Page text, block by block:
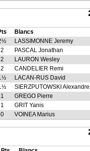
Blancs
LASSIMONNE Jeremy
2 PASCAL Jonathan
2 LAURON Wesley
2 CANDELIER Remi
LACAN-RUS David
SIERZPUTOWSKI Alexandre
1 GREGO Pierre
1 GRIT Yanis
0 VOINEA Marius